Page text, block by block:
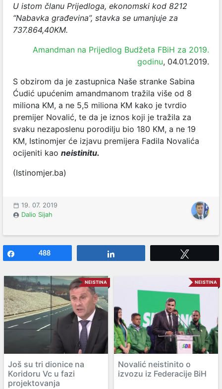
U istom članu Prijedloga, ekonomski kod 8212
“Nabavka građevina”, stavka se umanjuje za
737.864,40KM.
Amandman na Prijedlog Budžeta FBiH za 2019.
godinu, 04.01.2019.
S obzirom da je zastupnica Naše stranke Sabina
Ćudić upućenim amandmanom tražila više od 8
miliona KM, a ne 5,5 miliona KM kako je tvrdio
premijer Novalić, te da je iznos koji je tražila za
svaku nezaposlenu porodilju bio 180 KM, a ne 19
KM, Istinomjer će izjavu premijera Fadila Novalića
ocijeniti kao neistinitu.
(Istinomjer.ba)
19. 07. 2019
Dalio Sijah
488
NEISTINA
Još su tri dionice na
Koridoru Vc u fazi
projektovanja
NEISTINA
Novalić neistinito o
izvozu iz Federacije BiH